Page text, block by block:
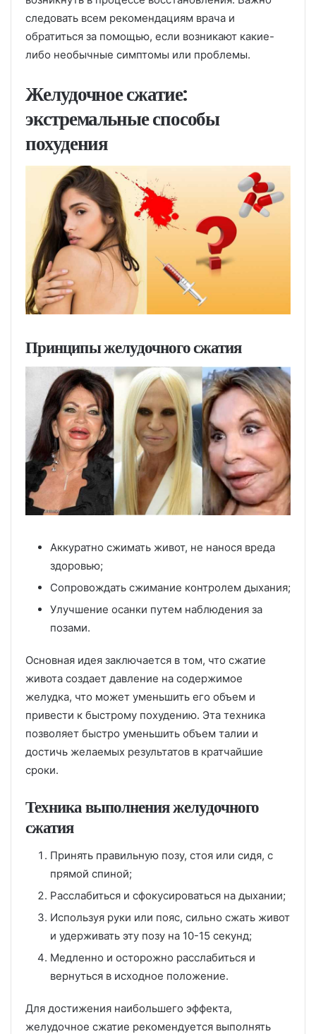
следовать всем рекомендациям врача и
обратиться за помощью, если возникают какие-
либо необычные симптомы или проблемы.
Желудочное сжатие:
экстремальные способы
похудения
Принципы желудочного сжатия
Аккуратно сжимать живот, не нанося вреда
здоровью;
Сопровождать сжимание контролем дыхания;
Улучшение осанки путем наблюдения за
позами.
Основная идея заключается в том, что сжатие
живота создает давление на содержимое
желудка, что может уменьшить его объем и
привести к быстрому похудению. Эта техника
позволяет быстро уменьшить объем талии и
достичь желаемых результатов в кратчайшие
сроки.
Техника выполнения желудочного
сжатия
Принять правильную позу, стоя или сидя, с
прямой спиной;
Расслабиться и сфокусироваться на дыхании;
Используя руки или пояс, сильно сжать живот
и удерживать эту позу на 10-15 секунд;
Медленно и осторожно расслабиться и
вернуться в исходное положение.
Для достижения наибольшего эффекта,
желудочное сжатие рекомендуется выполнять